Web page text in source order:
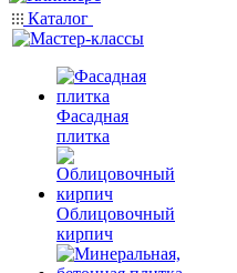
Каталог
Фасадная
плитка
Облицовочный
кирпич